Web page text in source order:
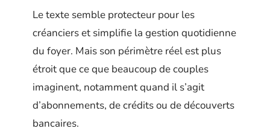
Le texte semble protecteur pour les
créanciers et simplifie la gestion quotidienne
du foyer. Mais son périmètre réel est plus
étroit que ce que beaucoup de couples
imaginent, notamment quand il s’agit
d’abonnements, de crédits ou de découverts
bancaires.